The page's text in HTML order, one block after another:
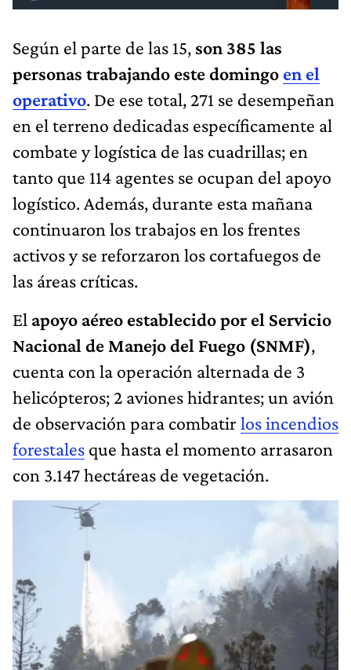
Según el parte de las 15, son 385 las
personas trabajando este domingo en el
operativo. De ese total, 271 se desempeñan
en el terreno dedicadas específicamente al
combate y logística de las cuadrillas; en
tanto que 114 agentes se ocupan del apoyo
logístico. Además, durante esta mañana
continuaron los trabajos en los frentes
activos y se reforzaron los cortafuegos de
las áreas críticas.
El apoyo aéreo establecido por el Servicio
Nacional de Manejo del Fuego (SNMF),
cuenta con la operación alternada de 3
helicópteros; 2 aviones hidrantes; un avión
de observación para combatir los incendios
forestales que hasta el momento arrasaron
con 3.147 hectáreas de vegetación.